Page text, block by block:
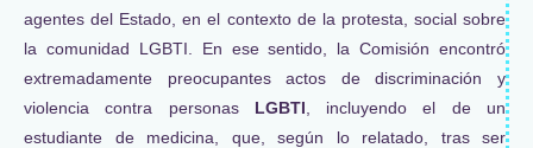
agentes del Estado, en el contexto de la protesta, social sobre
la comunidad LGBTI. En ese sentido, la Comisión encontró
extremadamente preocupantes actos de discriminación y
violencia contra personas LGBTI , incluyendo el de un
estudiante de medicina, que, según lo relatado, tras ser